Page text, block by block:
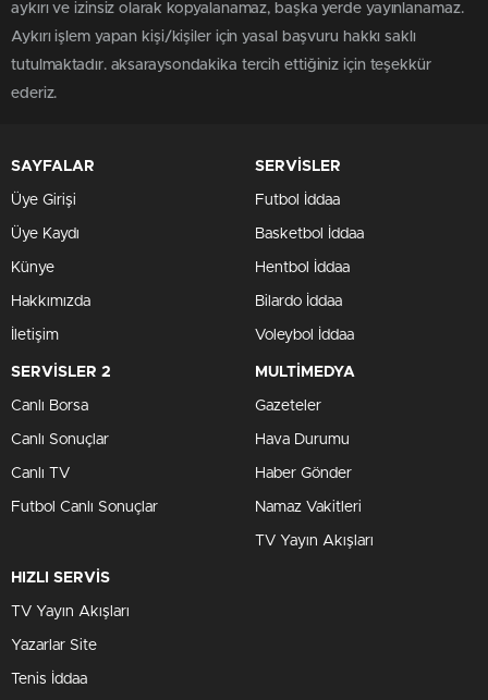
aykırı ve izinsiz olarak kopyalanamaz, başka yerde yayınlanamaz.
Aykırı işlem yapan kişi/kişiler için yasal başvuru hakkı saklı
tutulmaktadır. aksaraysondakika tercih ettiğiniz için teşekkür
ederiz.
SAYFALAR
Üye Girişi
Üye Kaydı
Künye
Hakkımızda
İletişim
SERVİSLER
Futbol İddaa
Basketbol İddaa
Hentbol İddaa
Bilardo İddaa
Voleybol İddaa
SERVİSLER 2
Canlı Borsa
Canlı Sonuçlar
Canlı TV
Futbol Canlı Sonuçlar
MULTİMEDYA
Gazeteler
Hava Durumu
Haber Gönder
Namaz Vakitleri
TV Yayın Akışları
HIZLI SERVİS
TV Yayın Akışları
Yazarlar Site
Tenis İddaa